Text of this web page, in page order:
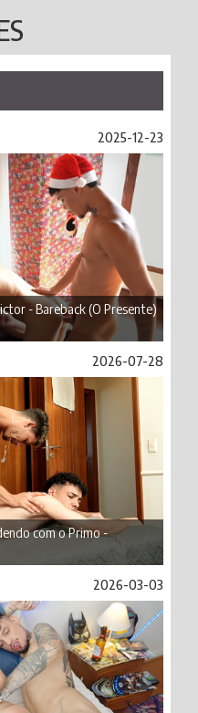
2025-12-23
- Bareback (O Presente)
2026-07-28
com o Primo -
2026-03-03